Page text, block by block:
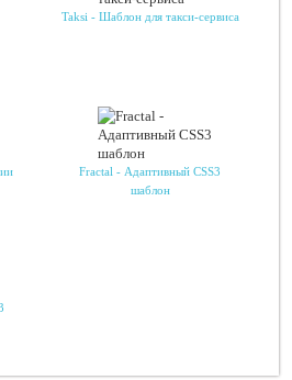
Taksi - Шаблон для такси-сервиса
Fractal - Адаптивный CSS3
шаблон